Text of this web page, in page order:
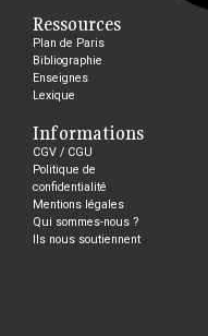
Ressources
Plan de Paris
Bibliographie
Enseignes
Lexique
Informations
CGV / CGU
Politique de
confidentialité
Mentions légales
Qui sommes-nous ?
Ils nous soutiennent